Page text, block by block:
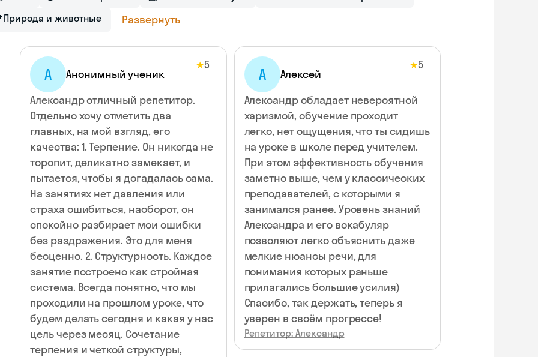
Природа и животные Развернуть
А Анонимный ученик
★5
Александр отличный репетитор.
Отдельно хочу отметить два
главных, на мой взгляд, его
качества: 1. Терпение. Он никогда не
торопит, деликатно замекает, и
пытается, чтобы я догадалась сама.
На занятиях нет давления или
страха ошибиться, наоборот, он
спокойно разбирает мои ошибки
без раздражения. Это для меня
бесценно. 2. Структурность. Каждое
занятие построено как стройная
система. Всегда понятно, что мы
проходили на прошлом уроке, что
будем делать сегодня и какая у нас
цель через месяц. Сочетание
терпения и четкой структуры,
А Алексей
★5
Александр обладает невероятной
харизмой, обучение проходит
легко, нет ощущения, что ты сидишь
на уроке в школе перед учителем.
При этом эффективность обучения
заметно выше, чем у классических
преподавателей, с которыми я
занимался ранее. Уровень знаний
Александра и его вокабуляр
позволяют легко объяснить даже
мелкие нюансы речи, для
понимания которых раньше
прилагались большие усилия)
Спасибо, так держать, теперь я
уверен в своём прогрессе!
Репетитор: Александр